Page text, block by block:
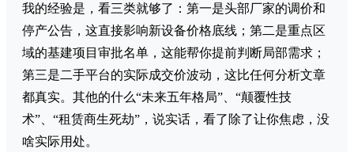
我的经验是，看三类就够了：第一是头部厂家的调价和
停产公告，这直接影响新设备价格底线；第二是重点区
域的基建项目审批名单，这能帮你提前判断局部需求；
第三是二手平台的实际成交价波动，这比任何分析文章
都真实。其他的什么“未来五年格局”、“颠覆性技
术”、“租赁商生死劫”，说实话，看了除了让你焦虑，没
啥实际用处。